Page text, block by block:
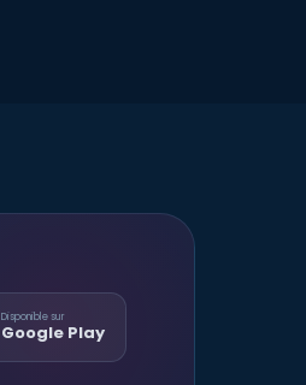
Disponible sur
Google Play